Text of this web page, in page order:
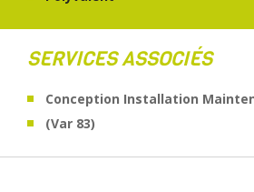
SERVICES ASSOCIÉS
Conception Installation
(Var 83)